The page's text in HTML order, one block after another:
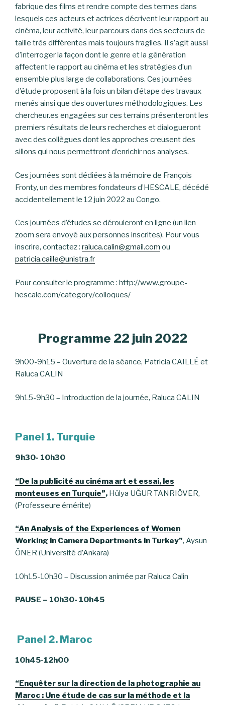
fabrique des films et rendre compte des termes dans
lesquels ces acteurs et actrices décrivent leur rapport au
cinéma, leur activité, leur parcours dans des secteurs de
taille très différentes mais toujours fragiles. Il s’agit aussi
d’interroger la façon dont le genre et la génération
affectent le rapport au cinéma et les stratégies d’un
ensemble plus large de collaborations. Ces journées
d’étude proposent à la fois un bilan d’étape des travaux
menés ainsi que des ouvertures méthodologiques. Les
chercheur.es engagées sur ces terrains présenteront les
premiers résultats de leurs recherches et dialogueront
avec des collègues dont les approches creusent des
sillons qui nous permettront d’enrichir nos analyses.
Ces journées sont dédiées à la mémoire de François
Fronty, un des membres fondateurs d’HESCALE, décédé
accidentellement le 12 juin 2022 au Congo.
Ces journées d’études se dérouleront en ligne (un lien
zoom sera envoyé aux personnes inscrites). Pour vous
inscrire, contactez : raluca.calin@gmail.com ou
patricia.caille@unistra.fr
Pour consulter le programme : http://www.groupe-
hescale.com/category/colloques/
Programme 22 juin 2022
9h00-9h15 – Ouverture de la séance, Patricia CAILLÉ et
Raluca CALIN
9h15-9h30 – Introduction de la journée, Raluca CALIN
Panel 1. Turquie
9h30- 10h30
“De la publicité au cinéma art et essai, les
monteuses en Turquie”, Hülya UĞUR TANRIÖVER,
(Professeure émérite)
“An Analysis of the Experiences of Women
Working in Camera Departments in Turkey”, Aysun
ÖNER (Université d’Ankara)
10h15-10h30 – Discussion animée par Raluca Calin
PAUSE – 10h30- 10h45
Panel 2. Maroc
10h45-12h00
“Enquêter sur la direction de la photographie au
Maroc : Une étude de cas sur la méthode et la